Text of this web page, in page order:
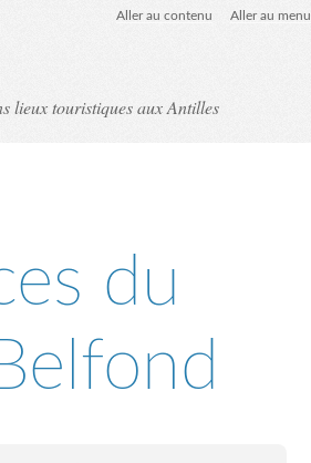
Aller au contenu Aller au menu
lieux touristiques aux Antilles
du